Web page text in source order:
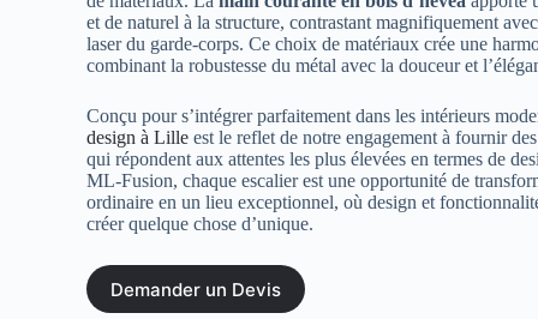
et de naturel à la structure, contrastant magnifiquement
laser du garde-corps. Ce choix de matériaux crée une
combinant la robustesse du métal avec la douceur et
Conçu pour s’intégrer parfaitement dans les intérieurs
design à Lille est le reflet de notre engagement à fournir
qui répondent aux attentes les plus élevées en termes de
ML-Fusion, chaque escalier est une opportunité de
ordinaire en un lieu exceptionnel, où design et
créer quelque chose d’unique.
Demander un Devis